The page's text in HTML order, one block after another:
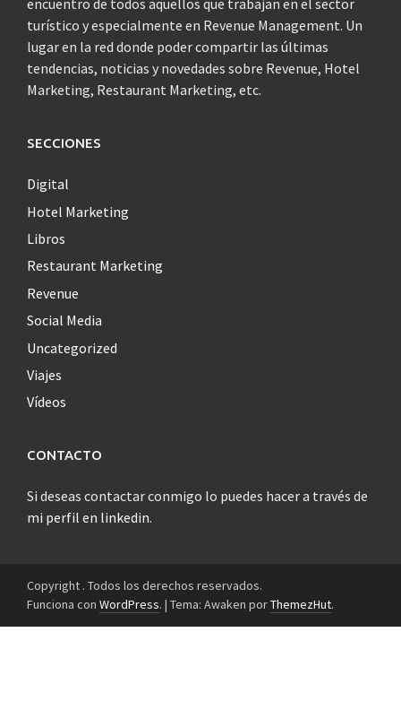
encuentro de todos aquellos que trabajan en el sector
turístico y especialmente en Revenue Management. Un
lugar en la red donde poder compartir las últimas
tendencias, noticias y novedades sobre Revenue, Hotel
Marketing, Restaurant Marketing, etc.
SECCIONES
Digital
Hotel Marketing
Libros
Restaurant Marketing
Revenue
Social Media
Uncategorized
Viajes
Vídeos
CONTACTO
Si deseas contactar conmigo lo puedes hacer a través de
mi perfil en linkedin.
Copyright . Todos los derechos reservados.
Funciona con WordPress. | Tema: Awaken porThemezHut.